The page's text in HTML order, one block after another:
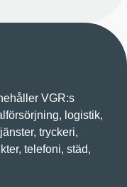
VGR:s
logistik,
tryckeri,
telefoni, städ,